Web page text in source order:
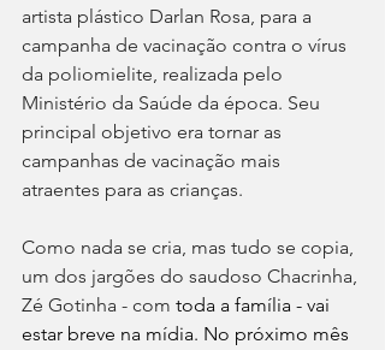
artista plástico Darlan Rosa, para a
campanha de vacinação contra o vírus
da poliomielite, realizada pelo
Ministério da Saúde da época. Seu
principal objetivo era tornar as
campanhas de vacinação mais
atraentes para as crianças.
Como nada se cria, mas tudo se copia,
um dos jargões do saudoso Chacrinha,
Zé Gotinha - com toda a família - vai
estar breve na mídia. No próximo mês